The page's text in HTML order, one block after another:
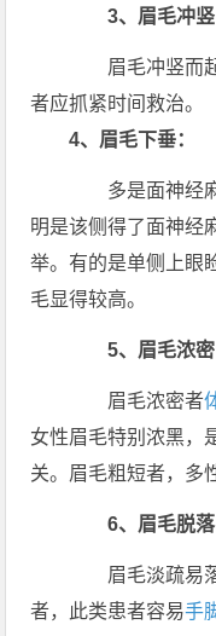
3、眉毛冲竖
眉毛冲竖而起
者应抓紧时间救治。
4、眉毛下垂：
多是面神经麻
明是该侧得了面神经
举。有的是单侧上眼
毛显得较高。
5、眉毛浓密
眉毛浓密者
女性眉毛特别浓黑，
关。眉毛粗短者，多
6、眉毛脱落
眉毛淡疏易落
者，此类患者容易手